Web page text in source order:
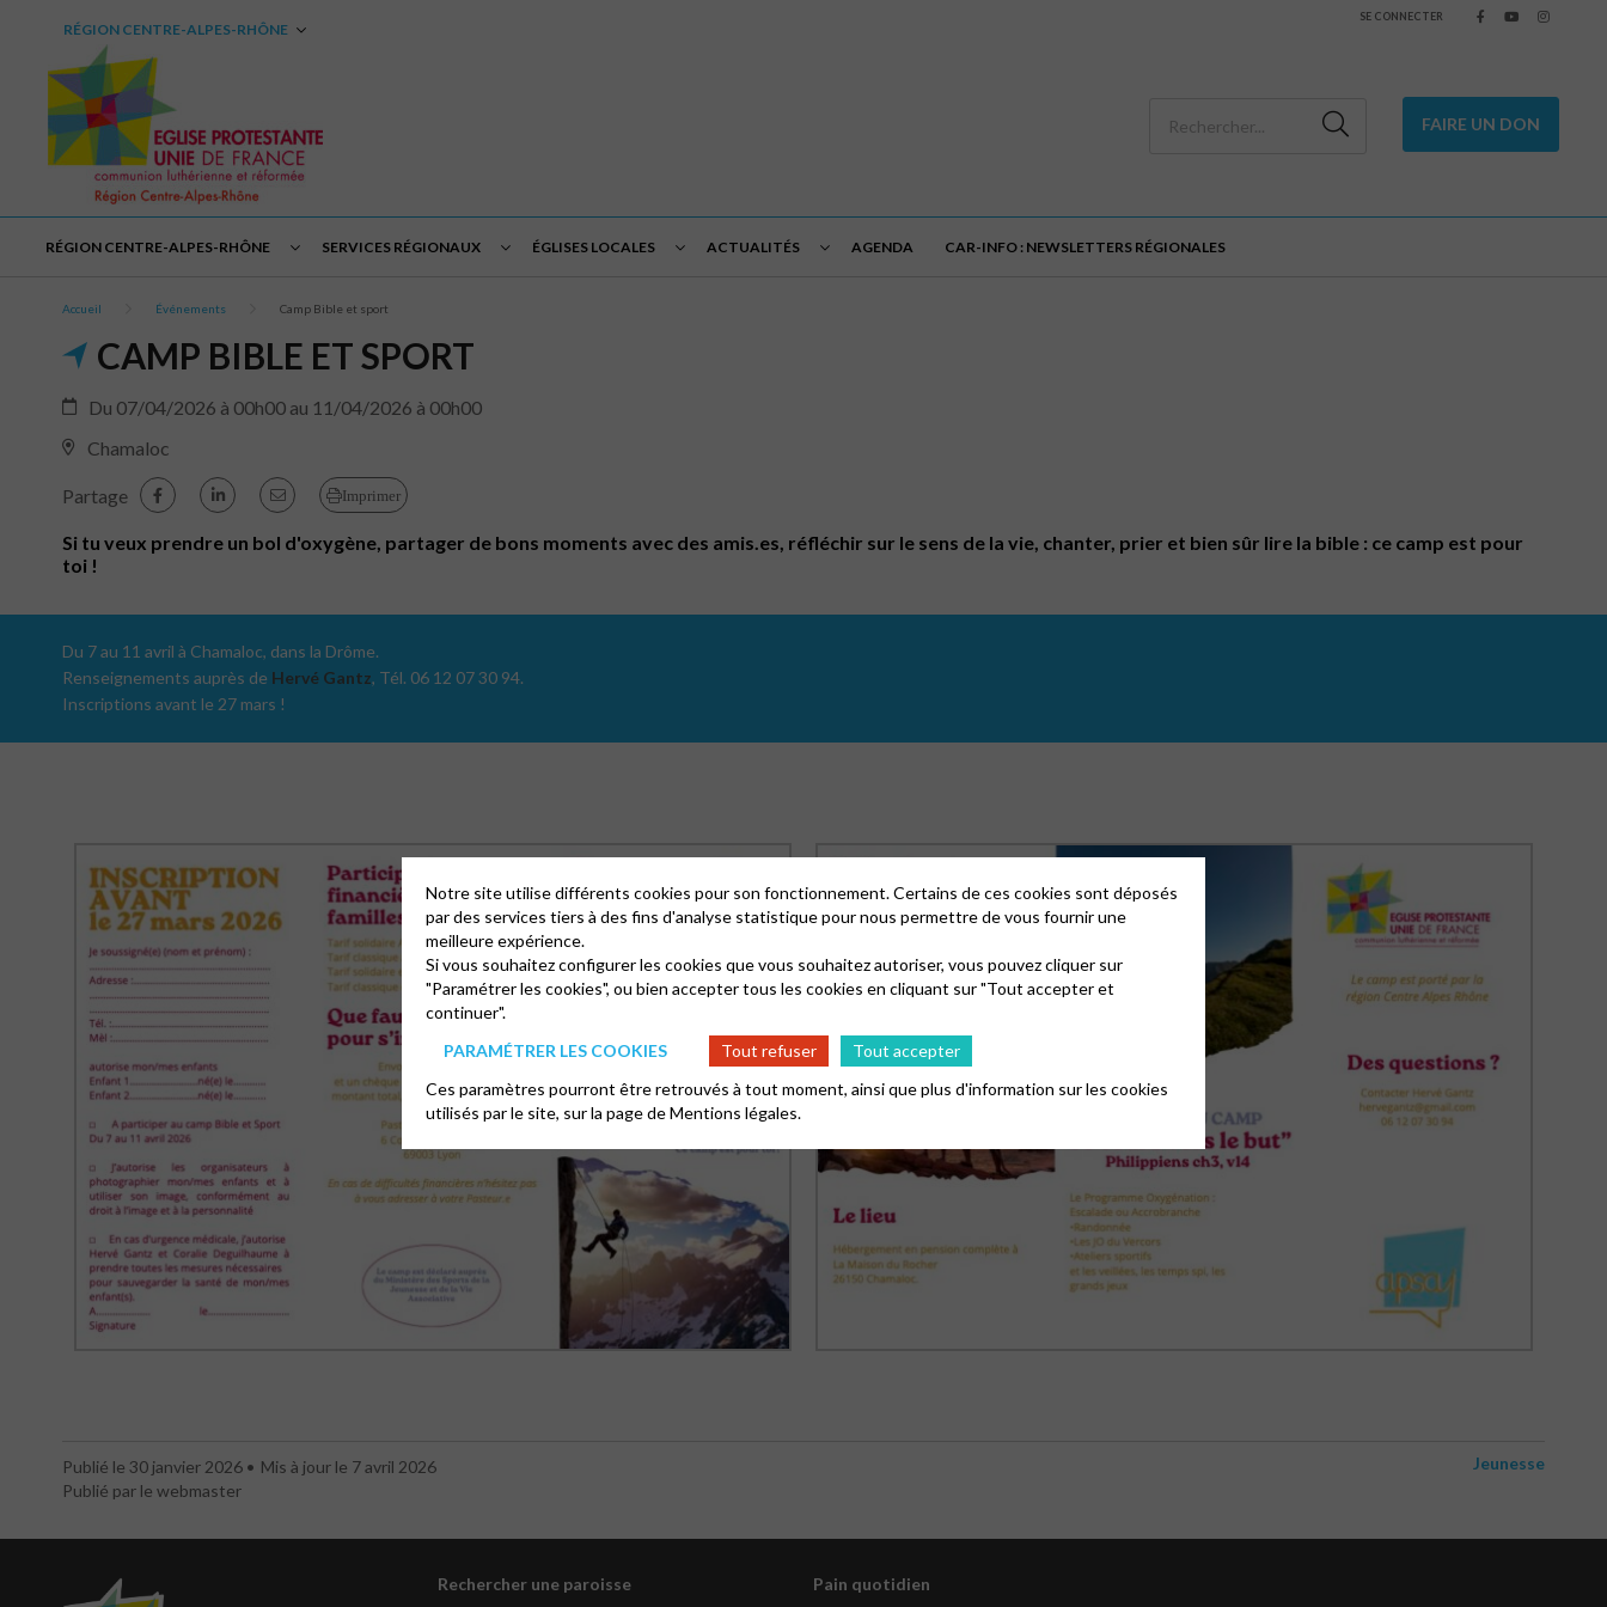
RÉGION CENTRE-ALPES-RHÔNE
SE CONNECTER
FAIRE UN DON
RÉGION CENTRE-ALPES-RHÔNE SERVICES RÉGIONAUX ÉGLISES LOCALES ACTUALITÉS AGENDA CAR-INFO : NEWSLETTERS RÉGIONALES
Accueil Événements Camp Bible et sport
CAMP BIBLE ET SPORT
Du 07/04/2026 à 00h00 au 11/04/2026 à 00h00
Chamaloc
Partage Imprimer
Si tu veux prendre un bol d'oxygène, partager de bons moments avec des amis.es, réfléchir sur le sens de la vie, chanter, prier et bien sûr lire la bible : ce camp est pour
toi !
Du 7 au 11 avril à Chamaloc, dans la Drôme.
Renseignements auprès de Hervé Gantz, Tél. 06 12 07 30 94.
Inscriptions avant le 27 mars !
Publié le 30 janvier 2026
Mis à jour le 7 avril 2026
Publié par le webmaster
Jeunesse
Rechercher une paroisse
Pain quotidien
Notre site utilise différents cookies pour son fonctionnement. Certains de ces cookies sont déposés
par des services tiers à des fins d'analyse statistique pour nous permettre de vous fournir une
meilleure expérience.
Si vous souhaitez configurer les cookies que vous souhaitez autoriser, vous pouvez cliquer sur
"Paramétrer les cookies", ou bien accepter tous les cookies en cliquant sur "Tout accepter et
continuer".
PARAMÉTRER LES COOKIES
Tout refuser
Tout accepter
Ces paramètres pourront être retrouvés à tout moment, ainsi que plus d'information sur les cookies
utilisés par le site, sur la page deMentions légales.